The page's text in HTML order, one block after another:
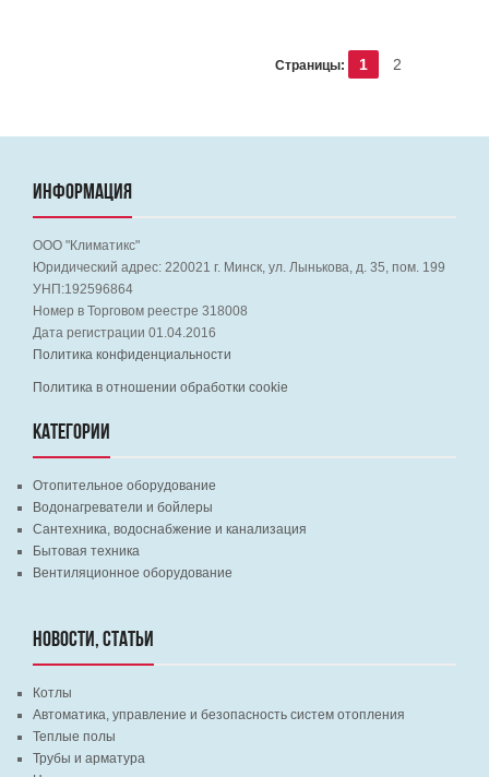
Страницы: 1 2
ИНФОРМАЦИЯ
ООО "Климатикс"
Юридический адрес: 220021 г. Минск, ул. Лынькова, д. 35, пом. 199
УНП:192596864
Номер в Торговом реестре 318008
Дата регистрации 01.04.2016
Политика конфиденциальности
Политика в отношении обработки cookie
КАТЕГОРИИ
Отопительное оборудование
Водонагреватели и бойлеры
Сантехника, водоснабжение и канализация
Бытовая техника
Вентиляционное оборудование
НОВОСТИ, СТАТЬИ
Котлы
Автоматика, управление и безопасность систем отопления
Теплые полы
Трубы и арматура